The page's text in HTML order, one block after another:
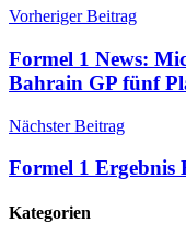
Vorheriger Beitrag
Formel 1 News:
Bahrain GP fünf
Nächster Beitrag
Formel 1 Ergebnis
Kategorien